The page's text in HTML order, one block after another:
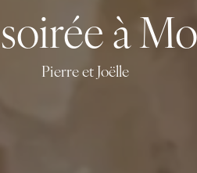
à
Pierre et Joëlle